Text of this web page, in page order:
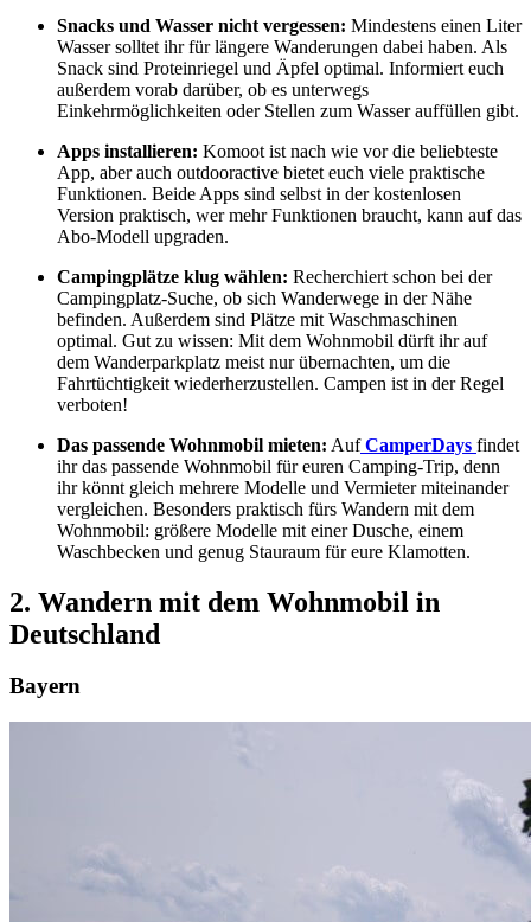
Snacks und Wasser nicht vergessen: Mindestens einen Liter
Wasser solltet ihr für längere Wanderungen dabei haben. Als
Snack sind Proteinriegel und Äpfel optimal. Informiert euch
außerdem vorab darüber, ob es unterwegs
Einkehrmöglichkeiten oder Stellen zum Wasser auffüllen gibt.
Apps installieren: Komoot ist nach wie vor die beliebteste
App, aber auch outdooractive bietet euch viele praktische
Funktionen. Beide Apps sind selbst in der kostenlosen
Version praktisch, wer mehr Funktionen braucht, kann auf das
Abo-Modell upgraden.
Campingplätze klug wählen: Recherchiert schon bei der
Campingplatz-Suche, ob sich Wanderwege in der Nähe
befinden. Außerdem sind Plätze mit Waschmaschinen
optimal. Gut zu wissen: Mit dem Wohnmobil dürft ihr auf
dem Wanderparkplatz meist nur übernachten, um die
Fahrtüchtigkeit wiederherzustellen. Campen ist in der Regel
verboten!
Das passende Wohnmobil mieten: AufCamperDays findet
ihr das passende Wohnmobil für euren Camping-Trip, denn
ihr könnt gleich mehrere Modelle und Vermieter miteinander
vergleichen. Besonders praktisch fürs Wandern mit dem
Wohnmobil: größere Modelle mit einer Dusche, einem
Waschbecken und genug Stauraum für eure Klamotten.
2. Wandern mit dem Wohnmobil in
Deutschland
Bayern